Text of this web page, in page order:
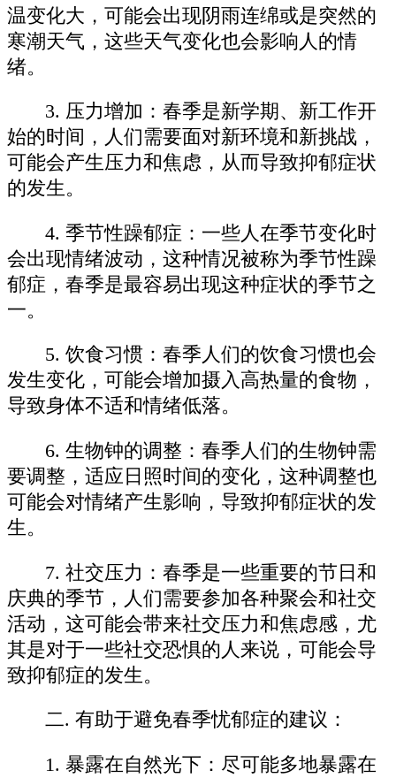
温变化大，可能会出现阴雨连绵或是突然的
寒潮天气，这些天气变化也会影响人的情
绪。
3. 压力增加：春季是新学期、新工作开
始的时间，人们需要面对新环境和新挑战，
可能会产生压力和焦虑，从而导致抑郁症状
的发生。
4. 季节性躁郁症：一些人在季节变化时
会出现情绪波动，这种情况被称为季节性躁
郁症，春季是最容易出现这种症状的季节之
一。
5. 饮食习惯：春季人们的饮食习惯也会
发生变化，可能会增加摄入高热量的食物，
导致身体不适和情绪低落。
6. 生物钟的调整：春季人们的生物钟需
要调整，适应日照时间的变化，这种调整也
可能会对情绪产生影响，导致抑郁症状的发
生。
7. 社交压力：春季是一些重要的节日和
庆典的季节，人们需要参加各种聚会和社交
活动，这可能会带来社交压力和焦虑感，尤
其是对于一些社交恐惧的人来说，可能会导
致抑郁症的发生。
二. 有助于避免春季忧郁症的建议：
1. 暴露在自然光下：尽可能多地暴露在